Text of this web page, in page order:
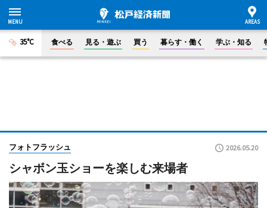
35°C 食べる 見る・遊ぶ 買う 暮らす・働く 学ぶ・知る
フォトフラッシュ 2026.05.20
シャボン玉ショーを楽しむ来場者